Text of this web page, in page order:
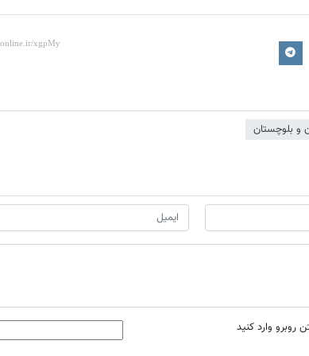
و بلوچستان
روبرو وارد کنید